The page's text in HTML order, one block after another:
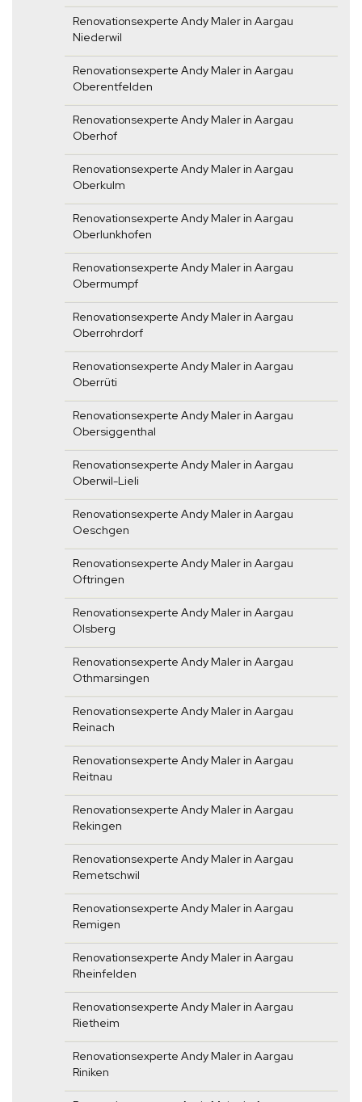
Renovationsexperte Andy Maler in Aargau
Niederwil
Renovationsexperte Andy Maler in Aargau
Oberentfelden
Renovationsexperte Andy Maler in Aargau
Oberhof
Renovationsexperte Andy Maler in Aargau
Oberkulm
Renovationsexperte Andy Maler in Aargau
Oberlunkhofen
Renovationsexperte Andy Maler in Aargau
Obermumpf
Renovationsexperte Andy Maler in Aargau
Oberrohrdorf
Renovationsexperte Andy Maler in Aargau
Oberrüti
Renovationsexperte Andy Maler in Aargau
Obersiggenthal
Renovationsexperte Andy Maler in Aargau
Oberwil-Lieli
Renovationsexperte Andy Maler in Aargau
Oeschgen
Renovationsexperte Andy Maler in Aargau
Oftringen
Renovationsexperte Andy Maler in Aargau
Olsberg
Renovationsexperte Andy Maler in Aargau
Othmarsingen
Renovationsexperte Andy Maler in Aargau
Reinach
Renovationsexperte Andy Maler in Aargau
Reitnau
Renovationsexperte Andy Maler in Aargau
Rekingen
Renovationsexperte Andy Maler in Aargau
Remetschwil
Renovationsexperte Andy Maler in Aargau
Remigen
Renovationsexperte Andy Maler in Aargau
Rheinfelden
Renovationsexperte Andy Maler in Aargau
Rietheim
Renovationsexperte Andy Maler in Aargau
Riniken